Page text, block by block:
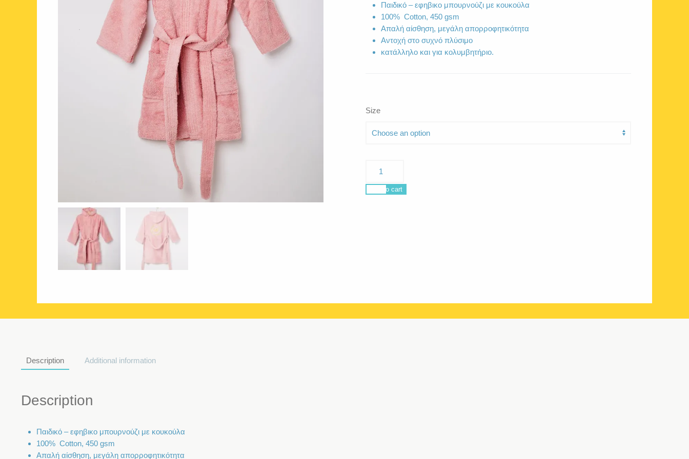
Παιδικό – εφηβικο μπουρνούζι με κουκούλα
100% Cotton, 450 gsm
Απαλή αίσθηση, μεγάλη απορροφητικότητα
Αντοχή στο συχνό πλύσιμο
κατάλληλο και για κολυμβητήριο.
Size
Pink
quantity
Add to cart
Description Additional information
Description
Παιδικό – εφηβικο μπουρνούζι με κουκούλα
100% Cotton, 450 gsm
Απαλή αίσθηση, μεγάλη απορροφητικότητα